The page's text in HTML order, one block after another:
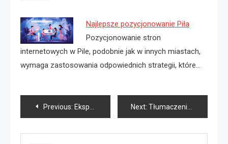
Najlepsze pozycjonowanie Piła
Pozycjonowanie stron
internetowych w Pile, podobnie jak w innych miastach,
wymaga zastosowania odpowiednich strategii, które…
Nawigacja
wpisu
Previous: Ekspert SEO Płock Next: Tłumaczenie przysięgłe norweski